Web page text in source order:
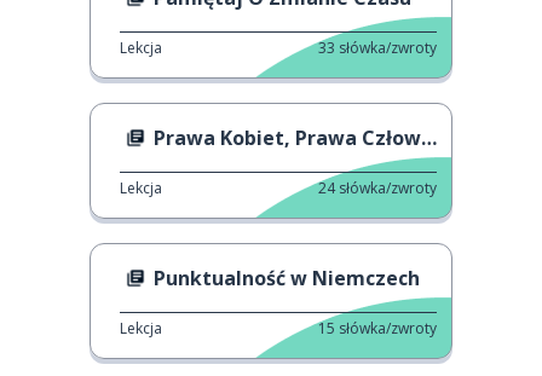
Lekcja 33 słówka/zwroty
Prawa Kobiet, Prawa Człowieka
Lekcja 24 słówka/zwroty
Punktualność w Niemczech
Lekcja 15 słówka/zwroty